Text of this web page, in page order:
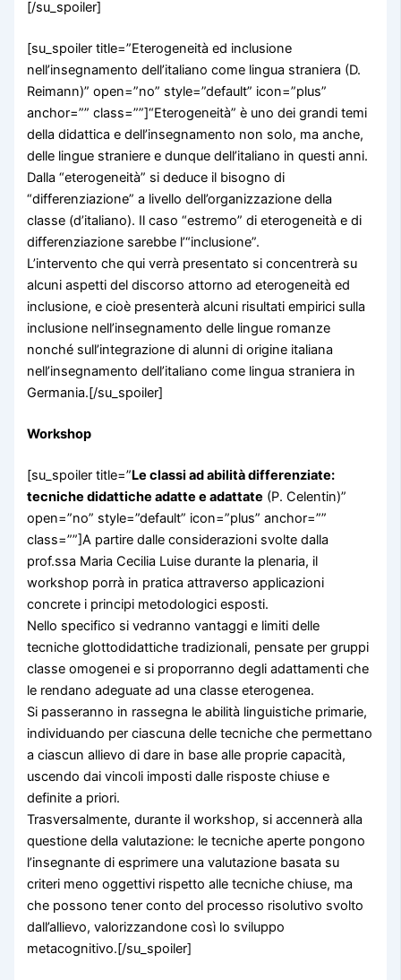
[/su_spoiler]
[su_spoiler title=”Eterogeneità ed inclusione
nell’insegnamento dell’italiano come lingua straniera (D.
Reimann)” open=”no” style=”default” icon=”plus”
anchor=”” class=””]“Eterogeneità” è uno dei grandi temi
della didattica e dell’insegnamento non solo, ma anche,
delle lingue straniere e dunque dell’italiano in questi anni.
Dalla “eterogeneità” si deduce il bisogno di
“differenziazione” a livello dell’organizzazione della
classe (d’italiano). Il caso “estremo” di eterogeneità e di
differenziazione sarebbe l’“inclusione”.
L’intervento che qui verrà presentato si concentrerà su
alcuni aspetti del discorso attorno ad eterogeneità ed
inclusione, e cioè presenterà alcuni risultati empirici sulla
inclusione nell’insegnamento delle lingue romanze
nonché sull’integrazione di alunni di origine italiana
nell’insegnamento dell’italiano come lingua straniera in
Germania.[/su_spoiler]
Workshop
[su_spoiler title=”Le classi ad abilità differenziate:
tecniche didattiche adatte e adattate (P. Celentin)”
open=”no” style=”default” icon=”plus” anchor=””
class=””]A partire dalle considerazioni svolte dalla
prof.ssa Maria Cecilia Luise durante la plenaria, il
workshop porrà in pratica attraverso applicazioni
concrete i principi metodologici esposti.
Nello specifico si vedranno vantaggi e limiti delle
tecniche glottodidattiche tradizionali, pensate per gruppi
classe omogenei e si proporranno degli adattamenti che
le rendano adeguate ad una classe eterogenea.
Si passeranno in rassegna le abilità linguistiche primarie,
individuando per ciascuna delle tecniche che permettano
a ciascun allievo di dare in base alle proprie capacità,
uscendo dai vincoli imposti dalle risposte chiuse e
definite a priori.
Trasversalmente, durante il workshop, si accennerà alla
questione della valutazione: le tecniche aperte pongono
l’insegnante di esprimere una valutazione basata su
criteri meno oggettivi rispetto alle tecniche chiuse, ma
che possono tener conto del processo risolutivo svolto
dall’allievo, valorizzandone così lo sviluppo
metacognitivo.[/su_spoiler]